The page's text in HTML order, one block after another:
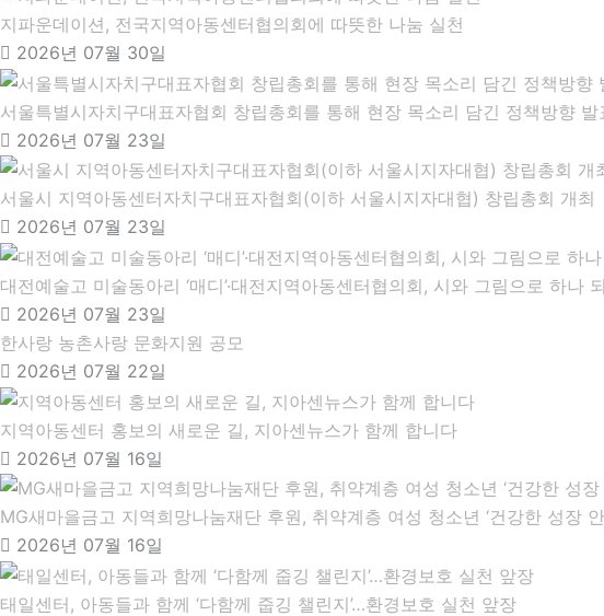
지파운데이션, 전국지역아동센터협의회에 따뜻한 나눔 실천
2026년 07월 30일
서울특별시자치구대표자협회 창립총회를 통해 현장 목소리 담긴 정책방향 발
2026년 07월 23일
서울시 지역아동센터자치구대표자협회(이하 서울시지자대협)​ 창립총회 개최
2026년 07월 23일
대전예술고 미술동아리 ‘매디’·대전지역아동센터협의회, 시와 그림으로 하나
2026년 07월 23일
한사랑 농촌사랑 문화지원 공모
2026년 07월 22일
지역아동센터 홍보의 새로운 길, 지아센뉴스가 함께 합니다
2026년 07월 16일
MG새마을금고 지역희망나눔재단 후원, 취약계층 여성 청소년 ‘건강한 성장
2026년 07월 16일
태일센터, 아동들과 함께 ‘다함께 줍깅 챌린지’…환경보호 실천 앞장